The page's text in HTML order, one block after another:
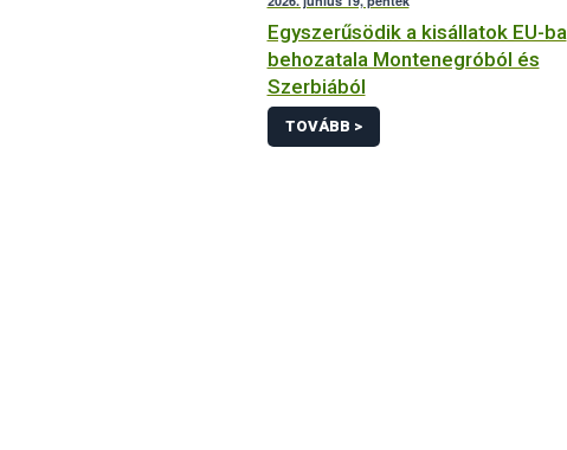
Egyszerűsödik a kisállatok EU-ba
behozatala Montenegróból és
Szerbiából
TOVÁBB >